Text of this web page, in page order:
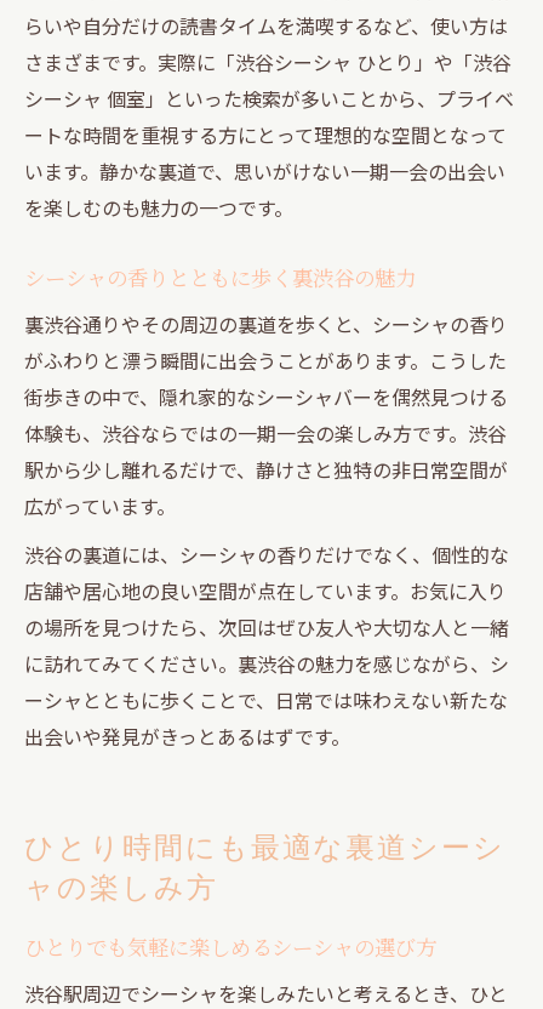
らいや自分だけの読書タイムを満喫するなど、使い方は
さまざまです。実際に「渋谷シーシャ ひとり」や「渋谷
シーシャ 個室」といった検索が多いことから、プライベ
ートな時間を重視する方にとって理想的な空間となって
います。静かな裏道で、思いがけない一期一会の出会い
を楽しむのも魅力の一つです。
シーシャの香りとともに歩く裏渋谷の魅力
裏渋谷通りやその周辺の裏道を歩くと、シーシャの香り
がふわりと漂う瞬間に出会うことがあります。こうした
街歩きの中で、隠れ家的なシーシャバーを偶然見つける
体験も、渋谷ならではの一期一会の楽しみ方です。渋谷
駅から少し離れるだけで、静けさと独特の非日常空間が
広がっています。
渋谷の裏道には、シーシャの香りだけでなく、個性的な
店舗や居心地の良い空間が点在しています。お気に入り
の場所を見つけたら、次回はぜひ友人や大切な人と一緒
に訪れてみてください。裏渋谷の魅力を感じながら、シ
ーシャとともに歩くことで、日常では味わえない新たな
出会いや発見がきっとあるはずです。
ひとり時間にも最適な裏道シーシ
ャの楽しみ方
ひとりでも気軽に楽しめるシーシャの選び方
渋谷駅周辺でシーシャを楽しみたいと考えるとき、ひと